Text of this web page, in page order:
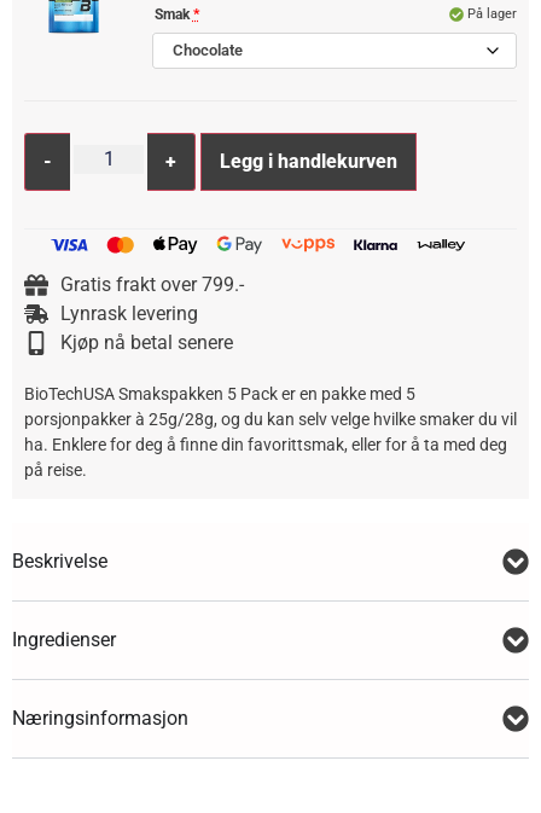
Smak*
Chocolate
På lager
- + Legg i handlekurven
Gratis frakt over 799.-
Lynrask levering
Kjøp nå betal senere
BioTechUSA Smakspakken 5 Pack er en pakke med 5
porsjonpakker à 25g/28g, og du kan selv velge hvilke smaker du vil
ha. Enklere for deg å finne din favorittsmak, eller for å ta med deg
på reise.
Beskrivelse
Ingredienser
Næringsinformasjon